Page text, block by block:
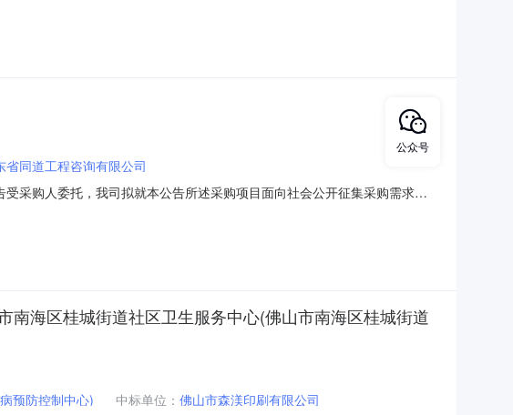
08-0311:23:11
省同道工程咨询有限公司
采购人委托，我司拟就本公告所述采购项目面向社会公开征集采购需求方
应的《问卷调查表》电子文件（加盖公章扫描的PDF格式发
海区桂城街道社区卫生服务中心(佛山市南海区桂城街道
预防控制中心) 中标单位： 佛山市森渼印刷有限公司
公众号